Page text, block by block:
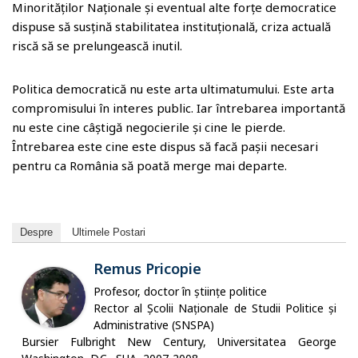
Minorităților Naționale și eventual alte forțe democratice
dispuse să susțină stabilitatea instituțională, criza actuală
riscă să se prelungească inutil.
Politica democratică nu este arta ultimatumului. Este arta
compromisului în interes public. Iar întrebarea importantă
nu este cine câștigă negocierile și cine le pierde.
Întrebarea este cine este dispus să facă pașii necesari
pentru ca România să poată merge mai departe.
Despre Ultimele Postari
Remus Pricopie
Profesor, doctor în științe politice
Rector al Școlii Naționale de Studii Politice și
Administrative (SNSPA)
Bursier Fulbright New Century, Universitatea George